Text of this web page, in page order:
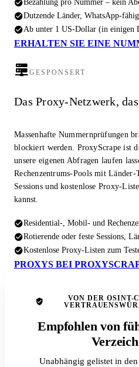
Dutzende Länder, WhatsApp-
Ab unter 1 US-Dollar (in einigen
ERHALTEN SIE EINE
GESPONSERT
Das Proxy-Netzwerk,
Massenhafte Nummernprüfungen
blockiert werden. ProxyScrape ist
unsere eigenen Abfragen laufen
Rechenzentrums-Pools mit
Sessions und kostenlose Proxy-
kannst.
Residential-, Mobil- und
Rotierende oder feste Sessions,
Kostenlose Proxy-Listen zum
PROXYS BEI
VON DER OSINT-
Empfohlen von
Unabhängig gelistet in